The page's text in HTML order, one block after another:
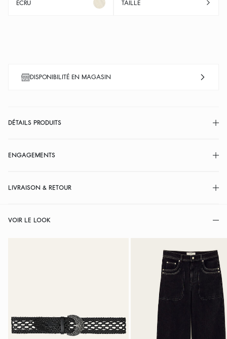
ECRU TAILLE
DISPONIBILITÉ EN MAGASIN
DÉTAILS PRODUITS
ENGAGEMENTS
LIVRAISON & RETOUR
VOIR LE LOOK